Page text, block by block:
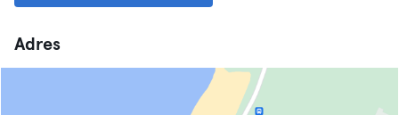
Adres